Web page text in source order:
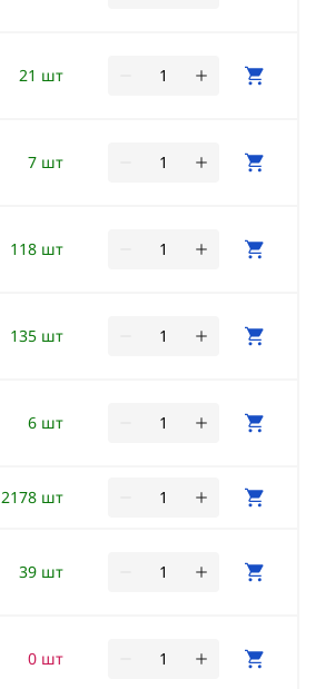
21 шт
7 шт
118 шт
135 шт
6 шт
2178 шт
39 шт
0 шт